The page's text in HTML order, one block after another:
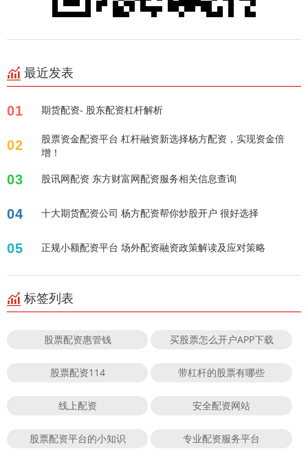
最近发表
01 期货配资- 股东配资杠杆解析
02
股票资金配资平台 杠杆融资新选择杨方配资，实现资金倍
增！
03 股讯网配资 东方财富网配资服务相关信息查询
04 十大期货配资公司 杨方配资帮你炒股开户 很好选择
05 正规小额配资平台 场外配资融资政策解读及应对策略
标签列表
股票配资惠管钱 买股票怎么开户APP下载
股票配资114 带杠杆的股票有哪些
线上配资 安全配资网站
股票配资平台的小知识 专业配资服务平台